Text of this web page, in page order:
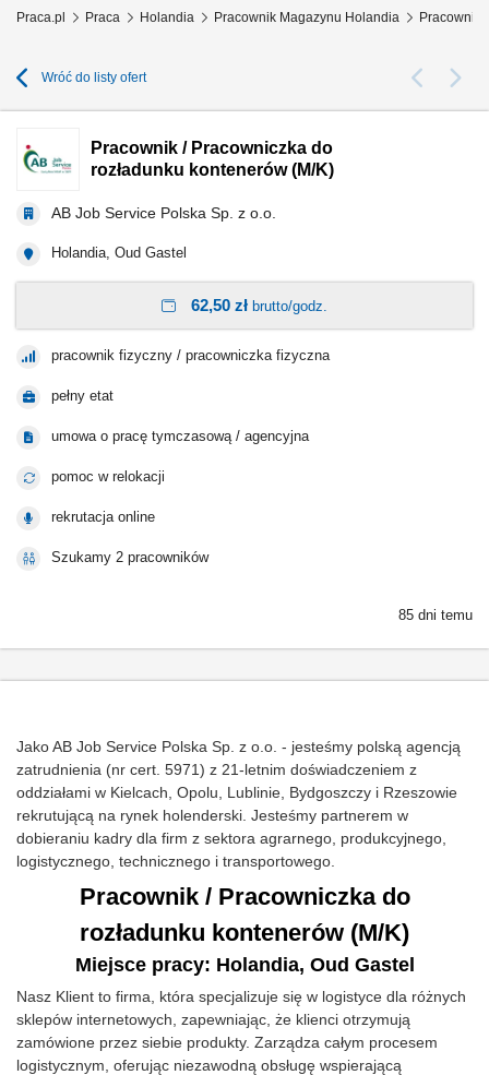
Praca.pl Praca Holandia Pracownik Magazynu Holandia Pracownik
Wróć do listy ofert
Pracownik / Pracowniczka do
rozładunku kontenerów (M/K)
AB Job Service Polska Sp. z o.o.
Holandia, Oud Gastel
62,50 zł brutto/godz.
pracownik fizyczny / pracowniczka fizyczna
pełny etat
umowa o pracę tymczasową / agencyjna
pomoc w relokacji
rekrutacja online
Szukamy 2 pracowników
85 dni temu
Jako AB Job Service Polska Sp. z o.o. - jesteśmy polską agencją
zatrudnienia (nr cert. 5971) z 21-letnim doświadczeniem z
oddziałami w Kielcach, Opolu, Lublinie, Bydgoszczy i Rzeszowie
rekrutującą na rynek holenderski. Jesteśmy partnerem w
dobieraniu kadry dla firm z sektora agrarnego, produkcyjnego,
logistycznego, technicznego i transportowego.
Pracownik / Pracowniczka do
rozładunku kontenerów (M/K)
Miejsce pracy: Holandia, Oud Gastel
Nasz Klient to firma, która specjalizuje się w logistyce dla różnych
sklepów internetowych, zapewniając, że klienci otrzymują
zamówione przez siebie produkty. Zarządza całym procesem
logistycznym, oferując niezawodną obsługę wspierającą